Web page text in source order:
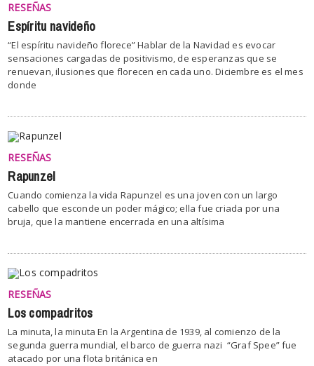
RESEÑAS
Espíritu navideño
“El espíritu navideño florece” Hablar de la Navidad es evocar
sensaciones cargadas de positivismo, de esperanzas que se
renuevan, ilusiones que florecen en cada uno. Diciembre es el mes
donde
RESEÑAS
Rapunzel
Cuando comienza la vida Rapunzel es una joven con un largo
cabello que esconde un poder mágico; ella fue criada por una
bruja, que la mantiene encerrada en una altísima
RESEÑAS
Los compadritos
La minuta, la minuta En la Argentina de 1939, al comienzo de la
segunda guerra mundial, el barco de guerra nazi “Graf Spee” fue
atacado por una flota británica en